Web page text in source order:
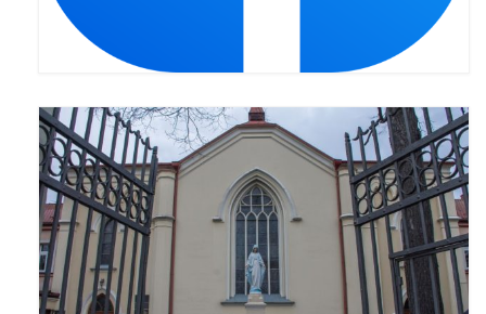
Nasza parafia z lotu ptaka
Stare fotografie
Galerie 2018
Pasterka 2018
Remont kościoła
100 lecie Niepodległości